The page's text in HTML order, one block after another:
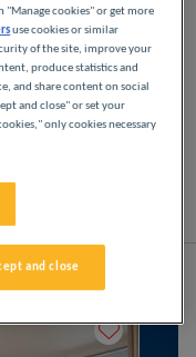
en Vichy.
Classe desde el
luminosos y
disfrutar de
"Manage cookies" or get more
use cookies or similar
of the site, improve your
produce statistics and
and share content on social
and close" or set your
only cookies necessary
and close